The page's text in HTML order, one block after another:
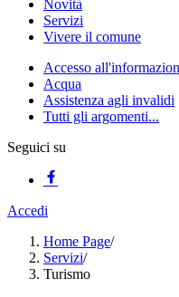
Novità
Servizi
Vivere il comune
Accesso
Acqua
Assistenza agli invalidi
Tutti gli argomenti...
Seguici su
Accedi
Home Page/
Servizi/
Turismo